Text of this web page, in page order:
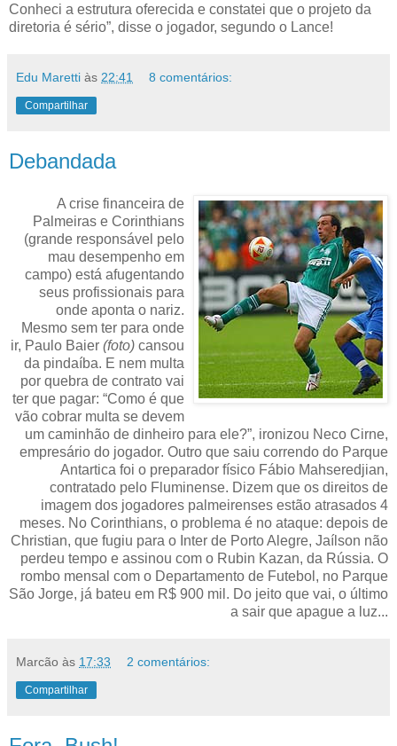
Conheci a estrutura oferecida e constatei que o projeto da
diretoria é sério”, disse o jogador, segundo o Lance!
Edu Maretti às 22:41 8 comentários:
Compartilhar
Debandada
A crise financeira de
Palmeiras e Corinthians
(grande responsável pelo
mau desempenho em
campo) está afugentando
seus profissionais para
onde aponta o nariz.
Mesmo sem ter para onde
ir, Paulo Baier (foto) cansou
da pindaíba. E nem multa
por quebra de contrato vai
ter que pagar: “Como é que
vão cobrar multa se devem
um caminhão de dinheiro para ele?”, ironizou Neco Cirne,
empresário do jogador. Outro que saiu correndo do Parque
Antartica foi o preparador físico Fábio Mahseredjian,
contratado pelo Fluminense. Dizem que os direitos de
imagem dos jogadores palmeirenses estão atrasados 4
meses. No Corinthians, o problema é no ataque: depois de
Christian, que fugiu para o Inter de Porto Alegre, Jaílson não
perdeu tempo e assinou com o Rubin Kazan, da Rússia. O
rombo mensal com o Departamento de Futebol, no Parque
São Jorge, já bateu em R$ 900 mil. Do jeito que vai, o último
a sair que apague a luz...
Marcão às 17:33 2 comentários:
Compartilhar